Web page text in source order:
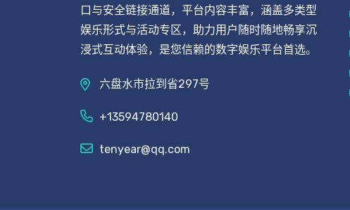
口与安全链接通道，平台内容丰富，涵盖多类型
娱乐形式与活动专区，助力用户随时随地畅享沉
浸式互动体验，是您信赖的数字娱乐平台首选。
六盘水市拉到省297号
+13594780140
tenyear@qq.com